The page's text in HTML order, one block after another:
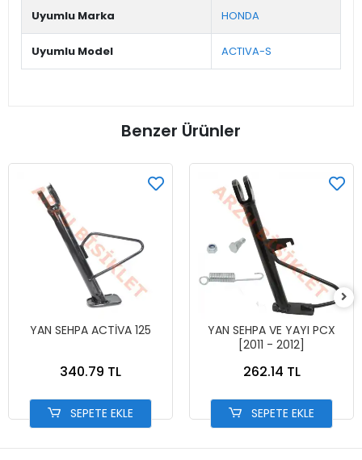
Uyumlu Marka HONDA
Uyumlu Model ACTIVA-S
Benzer Ürünler
YAN SEHPA ACTİVA 125
340.79 TL
SEPETE EKLE
YAN SEHPA VE YAYI PCX
[2011 - 2012]
262.14 TL
SEPETE EKLE